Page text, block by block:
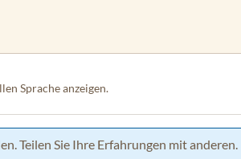
Sprache anzeigen.
Teilen Sie Ihre Erfahrungen mit anderen.